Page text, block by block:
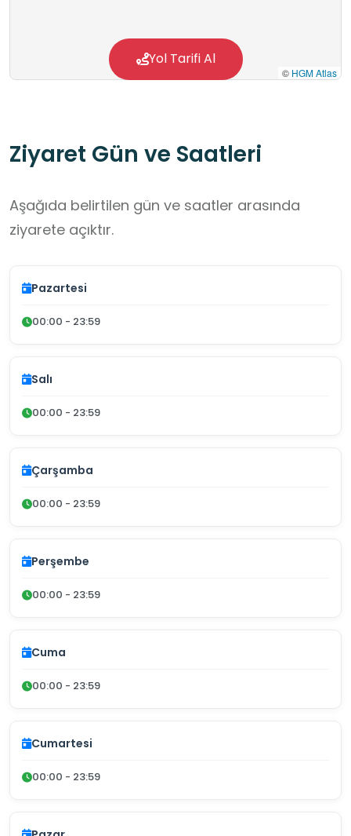
© HGM Atlas
Yol Tarifi Al
Ziyaret Gün ve Saatleri
Aşağıda belirtilen gün ve saatler arasında
ziyarete açıktır.
Pazartesi
00:00 - 23:59
Salı
00:00 - 23:59
Çarşamba
00:00 - 23:59
Perşembe
00:00 - 23:59
Cuma
00:00 - 23:59
Cumartesi
00:00 - 23:59